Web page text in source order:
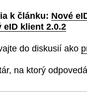
k článku: Nové
eID klient 2.0.2
do diskusií ako
na ktorý